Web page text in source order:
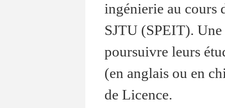
ingénierie au cours
SJTU (SPEIT).
poursuivre leurs
(en anglais ou en
de Licence.